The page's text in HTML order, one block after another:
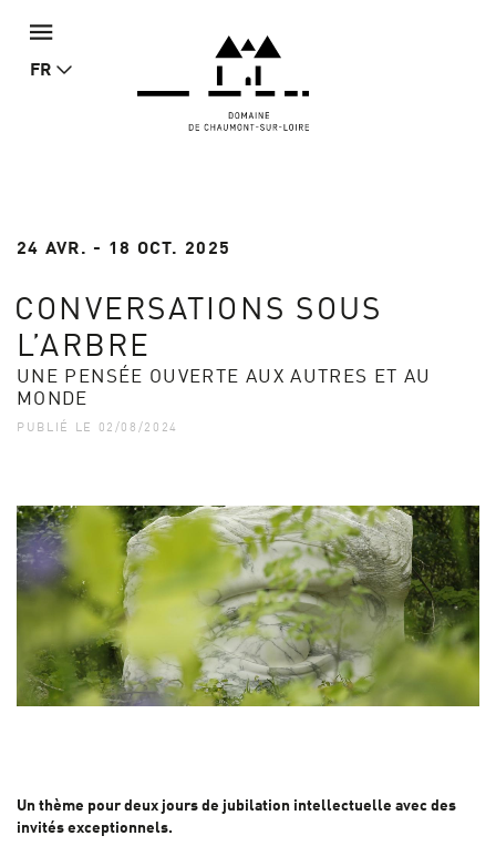
FR
24 AVR. - 18 OCT. 2025
CONVERSATIONS SOUS
L’ARBRE
UNE PENSÉE OUVERTE AUX AUTRES ET AU
MONDE
PUBLIÉ LE 02/08/2024
Un thème pour deux jours de jubilation intellectuelle avec des
invités exceptionnels.